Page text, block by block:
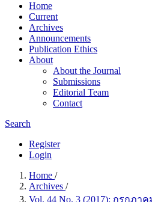
Home
Current
Archives
Announcements
Publication Ethics
About
About the Journal
Submissions
Editorial Team
Contact
Search
Register
Login
Home /
Archives /
Vol. 44 No. 3 (2017): กรกฏา